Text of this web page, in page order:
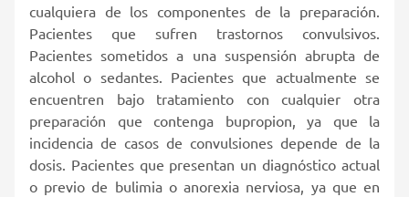
cualquiera de los componentes de la preparación.
Pacientes que sufren trastornos convulsivos.
Pacientes sometidos a una suspensión abrupta de
alcohol o sedantes. Pacientes que actualmente se
encuentren bajo tratamiento con cualquier otra
preparación que contenga bupropion, ya que la
incidencia de casos de convulsiones depende de la
dosis. Pacientes que presentan un diagnóstico actual
o previo de bulimia o anorexia nerviosa, ya que en